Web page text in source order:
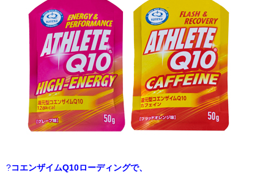
?コエンザイムQ10ローディングで、